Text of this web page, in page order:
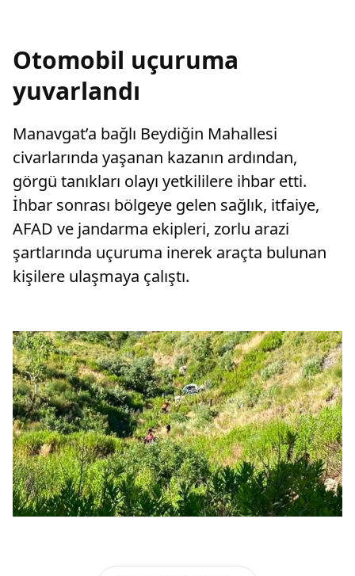
Otomobil uçuruma
yuvarlandı
Manavgat’a bağlı Beydiğin Mahallesi
civarlarında yaşanan kazanın ardından,
görgü tanıkları olayı yetkililere ihbar etti.
İhbar sonrası bölgeye gelen sağlık, itfaiye,
AFAD ve jandarma ekipleri, zorlu arazi
şartlarında uçuruma inerek araçta bulunan
kişilere ulaşmaya çalıştı.